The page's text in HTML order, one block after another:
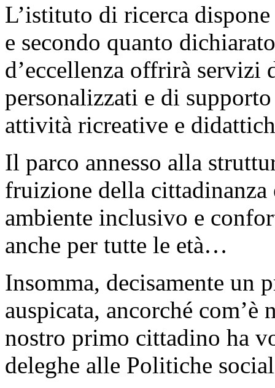
L’istituto di ricerca
e secondo quanto
d’eccellenza offrirà servizi
personalizzati e di
attività ricreative e
Il parco annesso alla
fruizione della cittadinanza
ambiente inclusivo e
anche per tutte le età…
Insomma, decisamente un
auspicata, ancorché
nostro primo cittadino ha
deleghe alle Politiche